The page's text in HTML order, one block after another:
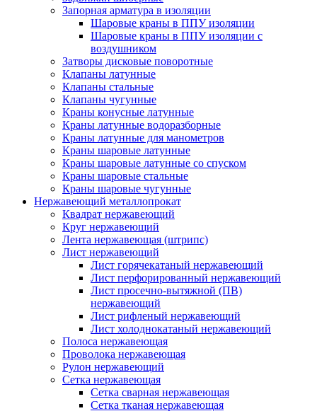
Запорная арматура в изоляции
Шаровые краны в ППУ изоляции
Шаровые краны в ППУ изоляции с
воздушником
Затворы дисковые поворотные
Клапаны латунные
Клапаны стальные
Клапаны чугунные
Краны конусные латунные
Краны латунные водоразборные
Краны латунные для манометров
Краны шаровые латунные
Краны шаровые латунные со спуском
Краны шаровые стальные
Краны шаровые чугунные
Нержавеющий металлопрокат
Квадрат нержавеющий
Круг нержавеющий
Лента нержавеющая (штрипс)
Лист нержавеющий
Лист горячекатаный нержавеющий
Лист перфорированный нержавеющий
Лист просечно-вытяжной (ПВ)
нержавеющий
Лист рифленый нержавеющий
Лист холоднокатаный нержавеющий
Полоса нержавеющая
Проволока нержавеющая
Рулон нержавеющий
Сетка нержавеющая
Сетка сварная нержавеющая
Сетка тканая нержавеющая